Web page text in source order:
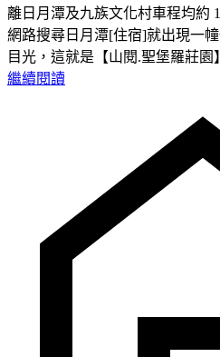
離日月潭及九族文化村車程均約
網路搜尋日月潭[住宿]就出現一
目光，這就是【山閱.聖堡羅莊園】
繼續閱讀